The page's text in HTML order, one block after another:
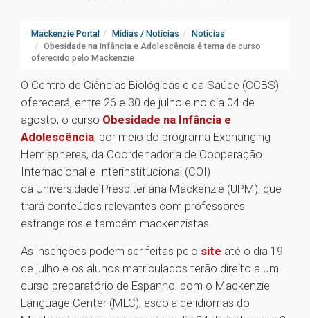
Mackenzie Portal Mídias / Notícias
Notícias
Obesidade na Infância e Adolescência é tema de curso
oferecido pelo Mackenzie
O Centro de Ciências Biológicas e da Saúde (CCBS)
oferecerá, entre 26 e 30 de julho e no dia 04 de
agosto, o curso Obesidade na Infância e
Adolescência, por meio do programa Exchanging
Hemispheres, da Coordenadoria de Cooperação
Internacional e Interinstitucional (COI)
da Universidade Presbiteriana Mackenzie (UPM), que
trará conteúdos relevantes com professores
estrangeiros e também mackenzistas.
As inscrições podem ser feitas pelo site até o dia 19
de julho e os alunos matriculados terão direito a um
curso preparatório de Espanhol com o Mackenzie
Language Center (MLC), escola de idiomas do